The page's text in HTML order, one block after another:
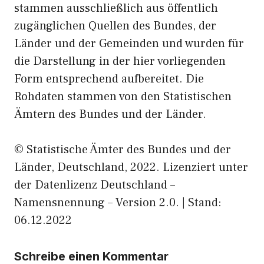
stammen ausschließlich aus öffentlich
zugänglichen Quellen des Bundes, der
Länder und der Gemeinden und wurden für
die Darstellung in der hier vorliegenden
Form entsprechend aufbereitet. Die
Rohdaten stammen von den Statistischen
Ämtern des Bundes und der Länder.
© Statistische Ämter des Bundes und der
Länder, Deutschland, 2022. Lizenziert unter
der Datenlizenz Deutschland –
Namensnennung – Version 2.0. | Stand:
06.12.2022
Schreibe einen Kommentar